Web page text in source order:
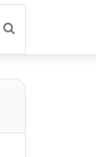
for